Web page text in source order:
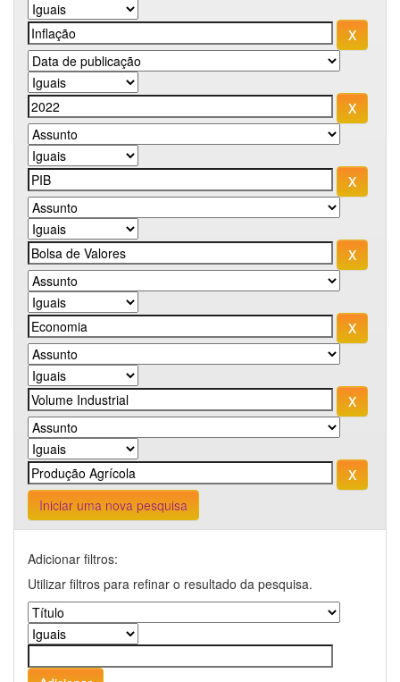
Iniciar uma nova pesquisa
Adicionar filtros:
Utilizar filtros para refinar o resultado da pesquisa.